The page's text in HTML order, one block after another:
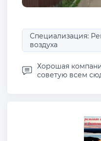
Специализация:
воздуха
Хорошая
советую всем